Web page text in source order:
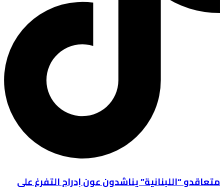
متعاقدو “اللبنانية” يناشدون عون إدراج التفرغ على